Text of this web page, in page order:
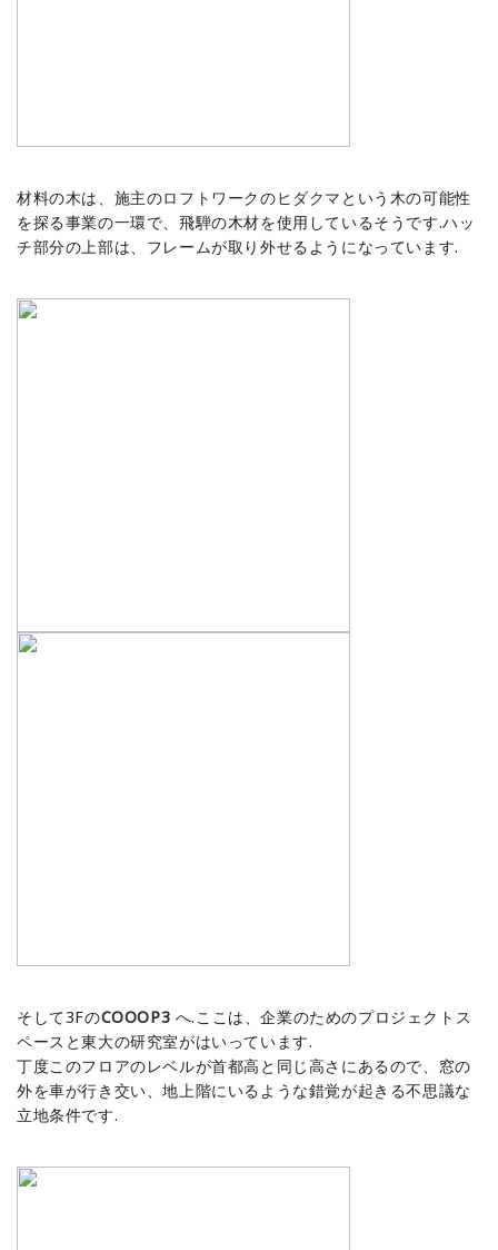
材料の木は、施主のロフトワークのヒダクマ という木の可能性
を探る事業の一環で、飛騨の木材を使用しているそうです.ハッ
チ部分の上部は、フレームが取り外せるようになっています.
そして3FのCOOOP3 へ.ここは、企業のためのプロジェクトス
ペースと東大の研究室がはいっています.
丁度このフロアのレベルが首都高と同じ高さにあるので、窓の
外を車が行き交い、地上階にいるような錯覚が起きる不思議な
立地条件です.